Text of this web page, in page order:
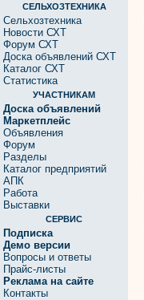
СЕЛЬХОЗТЕХНИКА
Сельхозтехника
Новости СХТ
Форум СХТ
Доска объявлений СХТ
Каталог СХТ
Статистика
УЧАСТНИКАМ
Доска объявлений
Маркетплейс
Объявления
Форум
Разделы
Каталог предприятий
АПК
Работа
Выставки
СЕРВИС
Подписка
Демо версии
Вопросы и ответы
Прайс-листы
Реклама на сайте
Контакты